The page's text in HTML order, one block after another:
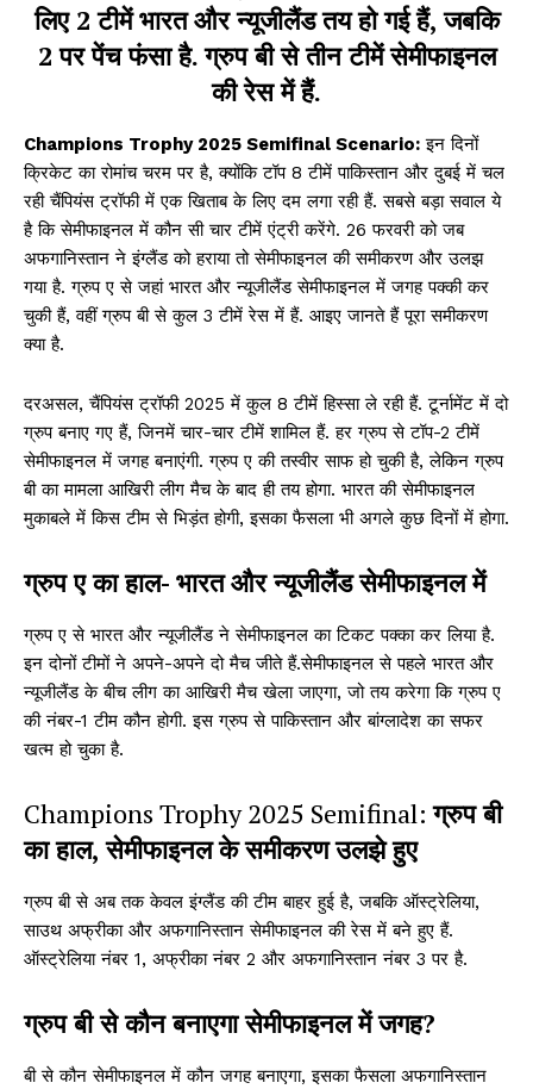
लिए 2 टीमें भारत और न्यूजीलैंड तय हो गई हैं, जबकि
2 पर पेंच फंसा है. ग्रुप बी से तीन टीमें सेमीफाइनल
की रेस में हैं.
Champions Trophy 2025 Semifinal Scenario: इन दिनों
क्रिकेट का रोमांच चरम पर है, क्योंकि टॉप 8 टीमें पाकिस्तान और दुबई में चल
रही चैंपियंस ट्रॉफी में एक खिताब के लिए दम लगा रही हैं. सबसे बड़ा सवाल ये
है कि सेमीफाइनल में कौन सी चार टीमें एंट्री करेंगे. 26 फरवरी को जब
अफगानिस्तान ने इंग्लैंड को हराया तो सेमीफाइनल की समीकरण और उलझ
गया है. ग्रुप ए से जहां भारत और न्यूजीलैंड सेमीफाइनल में जगह पक्की कर
चुकी हैं, वहीं ग्रुप बी से कुल 3 टीमें रेस में हैं. आइए जानते हैं पूरा समीकरण
क्या है.
दरअसल, चैंपियंस ट्रॉफी 2025 में कुल 8 टीमें हिस्सा ले रही हैं. टूर्नामेंट में दो
ग्रुप बनाए गए हैं, जिनमें चार-चार टीमें शामिल हैं. हर ग्रुप से टॉप-2 टीमें
सेमीफाइनल में जगह बनाएंगी. ग्रुप ए की तस्वीर साफ हो चुकी है, लेकिन ग्रुप
बी का मामला आखिरी लीग मैच के बाद ही तय होगा. भारत की सेमीफाइनल
मुकाबले में किस टीम से भिड़ंत होगी, इसका फैसला भी अगले कुछ दिनों में होगा.
ग्रुप ए का हाल- भारत और न्यूजीलैंड सेमीफाइनल में
ग्रुप ए से भारत और न्यूजीलैंड ने सेमीफाइनल का टिकट पक्का कर लिया है.
इन दोनों टीमों ने अपने-अपने दो मैच जीते हैं.सेमीफाइनल से पहले भारत और
न्यूजीलैंड के बीच लीग का आखिरी मैच खेला जाएगा, जो तय करेगा कि ग्रुप ए
की नंबर-1 टीम कौन होगी. इस ग्रुप से पाकिस्तान और बांग्लादेश का सफर
खत्म हो चुका है.
Champions Trophy 2025 Semifinal:ग्रुप बी
का हाल, सेमीफाइनल के समीकरण उलझे हुए
ग्रुप बी से अब तक केवल इंग्लैंड की टीम बाहर हुई है, जबकि ऑस्ट्रेलिया,
साउथ अफ्रीका और अफगानिस्तान सेमीफाइनल की रेस में बने हुए हैं.
ऑस्ट्रेलिया नंबर 1, अफ्रीका नंबर 2 और अफगानिस्तान नंबर 3 पर है.
ग्रुप बी से कौन बनाएगा सेमीफाइनल में जगह?
बी से कौन सेमीफाइनल में कौन जगह बनाएगा, इसका फैसला अफगानिस्तान